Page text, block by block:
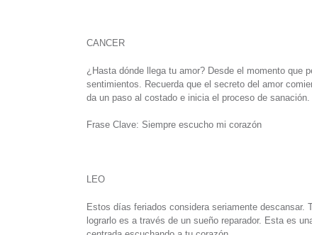
CANCER
¿Hasta dónde llega tu amor? Desde el momento que
sentimientos. Recuerda que el secreto del amor
da un paso al costado e inicia el proceso de sanación.
Frase Clave: Siempre escucho mi corazón
LEO
Estos días feriados considera seriamente
lograrlo es a través de un sueño reparador. Esta es